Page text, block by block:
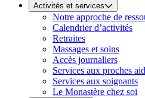
Activités et services
Notre approche de
Calendrier d’activités
Retraites
Massages et soins
Accès journaliers
Services aux proches
Services aux soignants
Le Monastère chez soi